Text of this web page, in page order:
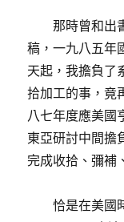
那時曾和出
稿，一九八五年
天起，我擔負了
拾加工的事，竟
八七年度應美國
東亞研討中間擔
完成收拾、彌補
恰是在美國